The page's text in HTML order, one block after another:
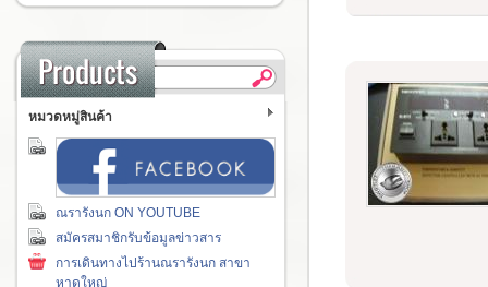
หมวดหมู่สินค้า
ณรารังนก ON YOUTUBE
สมัครสมาชิกรับข้อมูลข่าวสาร
การเดินทางไปร้านณรารังนก สาขา
หาดใหญ่